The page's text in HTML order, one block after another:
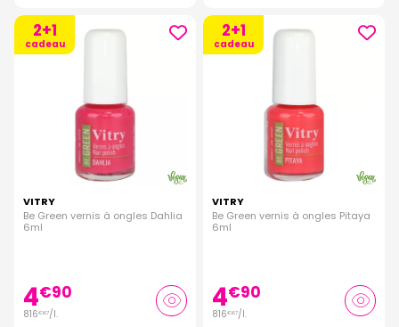
2+1
cadeau
VITRY
Be Green vernis à ongles Dahlia
6ml
4€90
816€67/l.
2+1
cadeau
VITRY
Be Green vernis à ongles Pitaya
6ml
4€90
816€67/l.